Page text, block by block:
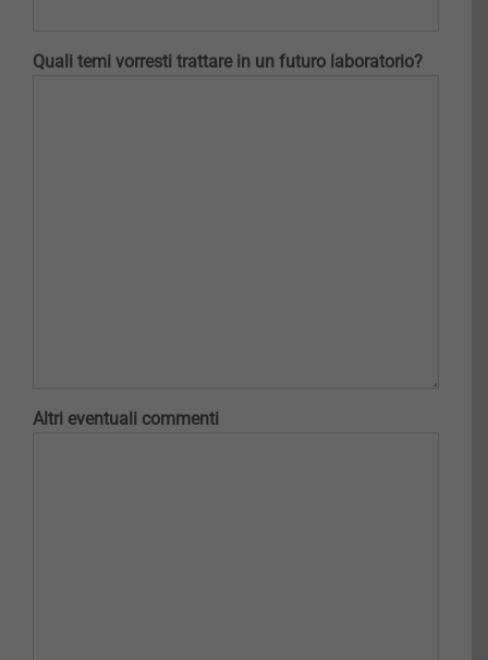
Quali temi vorresti trattare in un futuro laboratorio?
Altri eventuali commenti